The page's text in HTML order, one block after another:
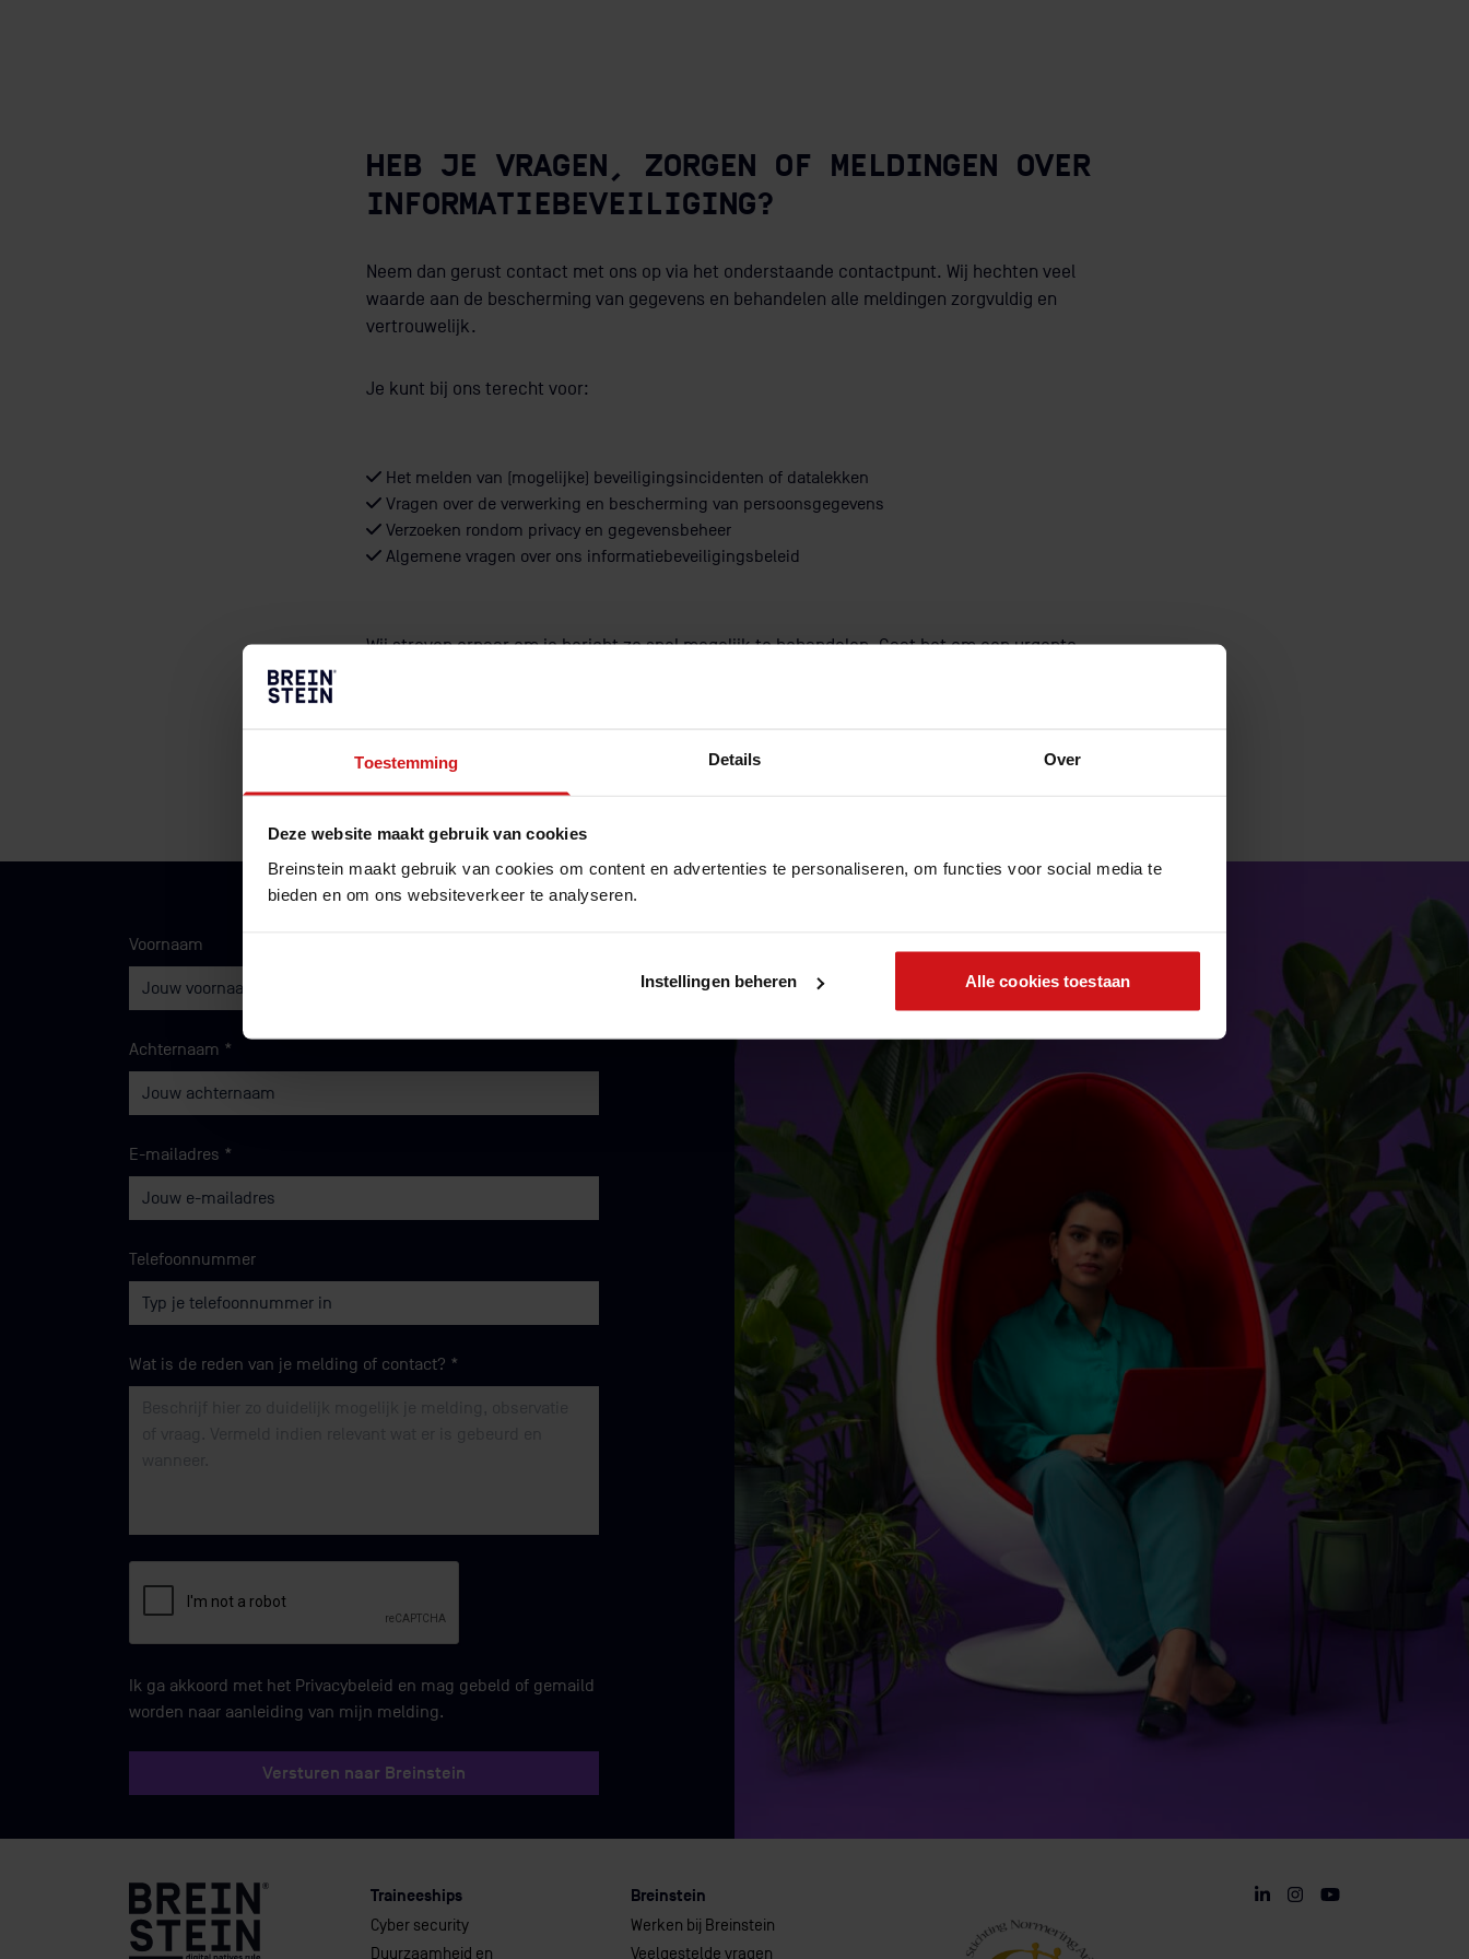
Toestemming Details Over
Deze website maakt gebruik van cookies
Breinstein maakt gebruik van cookies om content en advertenties te personaliseren, om functies voor social media te
bieden en om ons websiteverkeer te analyseren.
Instellingen beheren Alle cookies toestaan
HEB JE VRAGEN, ZORGEN OF MELDINGEN OVER
INFORMATIEBEVEILIGING?
Neem dan gerust contact met ons op via het onderstaande contactpunt. Wij hechten veel
waarde aan de bescherming van gegevens en behandelen alle meldingen zorgvuldig en
vertrouwelijk.
Je kunt bij ons terecht voor:
Het melden van (mogelijke) beveiligingsincidenten of datalekken
Vragen over de verwerking en bescherming van persoonsgegevens
Verzoeken rondom privacy en gegevensbeheer
Algemene vragen over ons informatiebeveiligingsbeleid
Wij streven ernaar om je bericht zo snel mogelijk te behandelen. Gaat het om een urgente
Voornaam
Achternaam *
E-mailadres *
Telefoonnummer
Wat is de reden van je melding of contact? *
Ik ga akkoord met het Privacybeleid en mag gebeld of gemaild
worden naar aanleiding van mijn melding.
Versturen naar Breinstein
Traineeships
Cyber security
Duurzaamheid en
Breinstein
Werken bij Breinstein
Veelgestelde vragen